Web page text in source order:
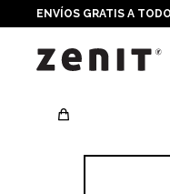
ENVÍOS GRATIS A